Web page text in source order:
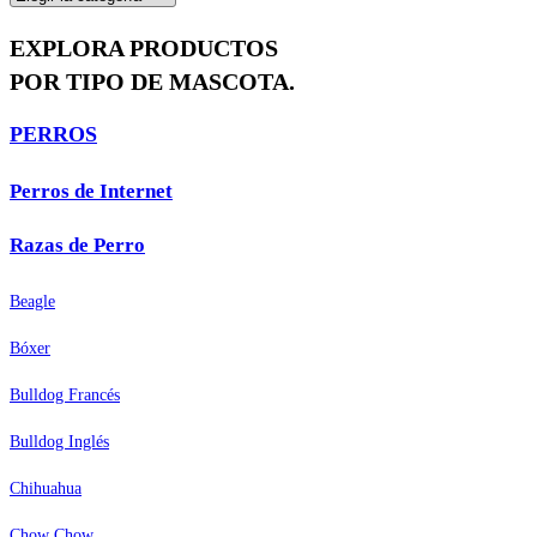
EXPLORA PRODUCTOS
POR TIPO DE MASCOTA.
PERROS
Perros de Internet
Razas de Perro
Beagle
Bóxer
Bulldog Francés
Bulldog Inglés
Chihuahua